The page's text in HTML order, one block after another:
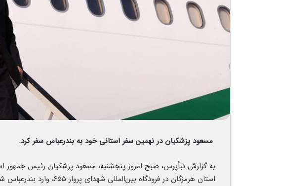
مسعود پزشکیان در نهمین سفر استانی خود به بندرعباس سفر کرد.
به گزارش نبأپرس، صبح امروز پنجشنبه، مسعود پزشکیان رئیس جمهور
استان هرمزگان در فرودگاه بین‌المللی شهدای پرواز ۶۵۵، وارد بندرعباس شد.